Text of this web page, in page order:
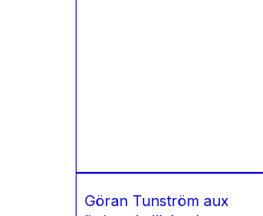
Göran Tunström aux